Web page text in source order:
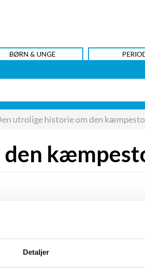
Detaljer
BØRN & UNGE
utrolige historie om den
den
knap
til Læsernes
hvirvles vi ind i
elefanten